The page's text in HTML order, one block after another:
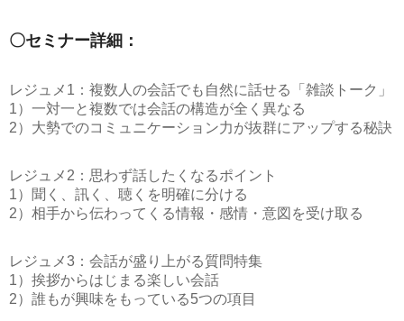
〇セミナー詳細：
レジュメ1：複数人の会話でも自然に話せる「雑談トーク」
1）一対一と複数では会話の構造が全く異なる
2）大勢でのコミュニケーション力が抜群にアップする秘訣
レジュメ2：思わず話したくなるポイント
1）聞く、訊く、聴くを明確に分ける
2）相手から伝わってくる情報・感情・意図を受け取る
レジュメ3：会話が盛り上がる質問特集
1）挨拶からはじまる楽しい会話
2）誰もが興味をもっている5つの項目